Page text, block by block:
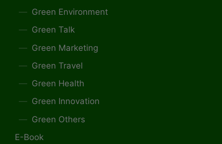
Green Environment
Green Talk
Green Marketing
Green Travel
Green Health
Green Innovation
Green Others
E-Book